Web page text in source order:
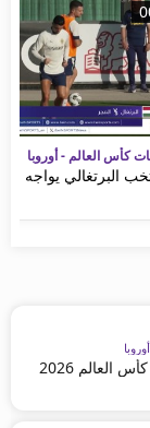
كأس العالم - أوروبا
البرتغالي يواجه
العالم 2026